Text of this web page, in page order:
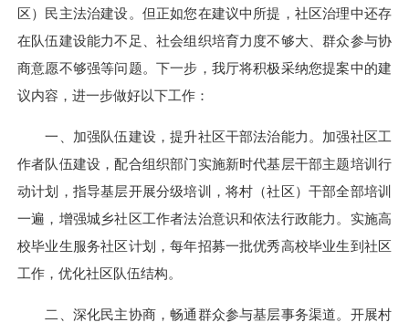
区）民主法治建设。但正如您在建议中所提，社区治理中还存
在队伍建设能力不足、社会组织培育力度不够大、群众参与协
商意愿不够强等问题。下一步，我厅将积极采纳您提案中的建
议内容，进一步做好以下工作：
一、加强队伍建设，提升社区干部法治能力。加强社区工
作者队伍建设，配合组织部门实施新时代基层干部主题培训行
动计划，指导基层开展分级培训，将村（社区）干部全部培训
一遍，增强城乡社区工作者法治意识和依法行政能力。实施高
校毕业生服务社区计划，每年招募一批优秀高校毕业生到社区
工作，优化社区队伍结构。
二、深化民主协商，畅通群众参与基层事务渠道。开展村